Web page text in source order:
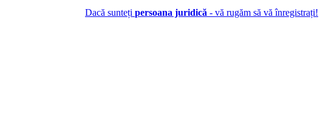
Dacă sunteți persoana juridică - vă rugăm să vă înregistrați!